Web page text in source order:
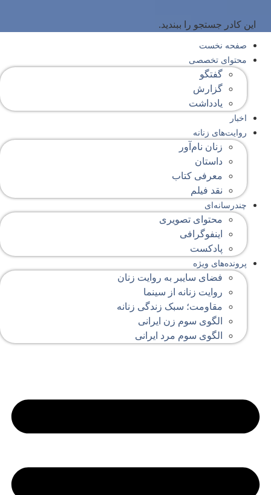
این کادر جستجو را ببندید.
صفحه‌ نخست
محتوای‌ تخصصی
گفتگو
گزارش
یادداشت
اخبار
روایت‌های زنانه
زنان نام‌آور
داستان
معرفی کتاب
نقد فیلم
چندرسانه‌ای
محتوای تصویری
اینفوگرافی
پادکست
پرونده‌های ویژه
فضای سایبر به روایت زنان
روایت زنانه از سینما
مقاومت؛ سبک زندگی زنانه
الگوی سوم زن ایرانی
الگوی سوم مرد ایرانی